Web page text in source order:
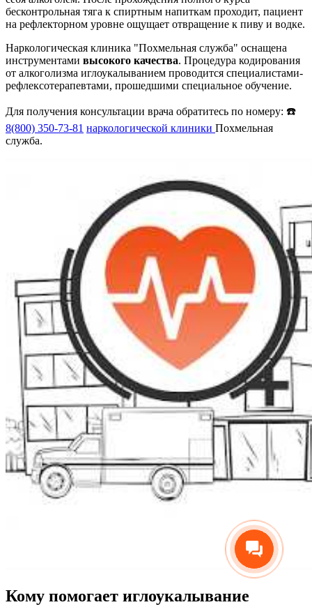
бесконтрольная тяга к спиртным напиткам проходит, пациент
на рефлекторном уровне ощущает отвращение к пиву и водке.
Наркологическая клиника "Похмельная служба" оснащена
инструментами высокого качества. Процедура кодирования
от алкоголизма иглоукалыванием проводится специалистами-
рефлексотерапевтами, прошедшими специальное обучение.
Для получения консультации врача обратитесь по номеру: ☎️
8(800) 350-73-81 наркологической клиники Похмельная
служба.
Кому помогает иглоукалывание